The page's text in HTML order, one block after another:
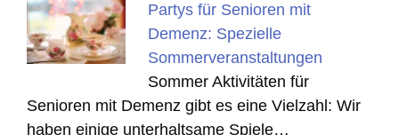
Partys für Senioren mit
Demenz: Spezielle
Sommerveranstaltungen
Sommer Aktivitäten für
Senioren mit Demenz gibt es eine Vielzahl: Wir
haben einige unterhaltsame Spiele…